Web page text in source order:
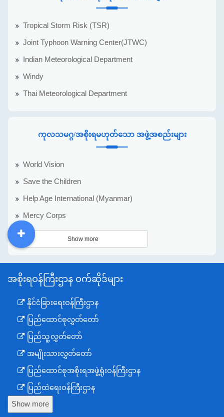
Tropical Storm Risk (TSR)
Joint Typhoon Warning Center(JTWC)
Indian Meteorological Department
Windy
Thai Meteorological Department
ကုလသမဂ္ဂ/အစိုးရမဟုတ်သော အဖွဲ့အစည်းများ
World Vision
Save the Children
Help Age International (Myanmar)
Mercy Corps
Show more
အစိုးရဝန်ကြီးဌာန ဝက်ဆိုဒ်များ
နိုင်ငံခြားရေးဝန်ကြီးဌာန
ပြည်ထောင်စုလွှတ်တော်
ပြည်သူ့လွှတ်တော်
အမျိုးသားလွှတ်တော်
ပြည်ထောင်စုအစိုးရအဖွဲ့ရုံးဝန်ကြီးဌာန
ပြည်ထဲရေးဝန်ကြီးဌာန
ကာကွယ်ရေးဝန်ကြီးဌာန
Show more